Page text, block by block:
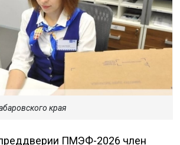
края
ПМЭФ-2026 член